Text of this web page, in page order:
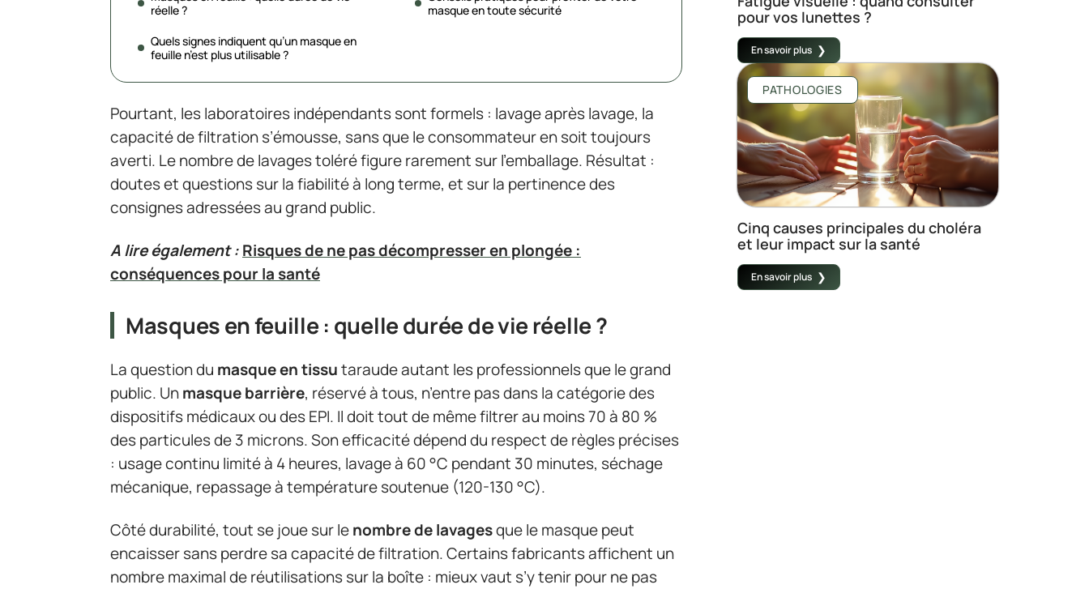
réelle ?
Quels signes indiquent qu’un masque en
feuille n’est plus utilisable ?
masque en toute sécurité
Pourtant, les laboratoires indépendants sont formels : lavage après lavage, la
capacité de filtration s’émousse, sans que le consommateur en soit toujours
averti. Le nombre de lavages toléré figure rarement sur l’emballage. Résultat :
doutes et questions sur la fiabilité à long terme, et sur la pertinence des
consignes adressées au grand public.
A lire également :Risques de ne pas décompresser en plongée :
conséquences pour la santé
Masques en feuille : quelle durée de vie réelle ?
La question du masque en tissutaraude autant les professionnels que le grand
public. Unmasque barrière, réservé à tous, n’entre pas dans la catégorie des
dispositifs médicaux ou des EPI. Il doit tout de même filtrer au moins 70 à 80 %
des particules de 3 microns. Son efficacité dépend du respect de règles précises
: usage continu limité à 4 heures, lavage à 60 °C pendant 30 minutes, séchage
mécanique, repassage à température soutenue (120-130 °C).
Côté durabilité, tout se joue sur lenombre de lavagesque le masque peut
encaisser sans perdre sa capacité de filtration. Certains fabricants affichent un
nombre maximal de réutilisations sur la boîte : mieux vaut s’y tenir pour ne pas
pour vos lunettes ?
En savoir plus
PATHOLOGIES
Cinq causes principales du choléra
et leur impact sur la santé
En savoir plus